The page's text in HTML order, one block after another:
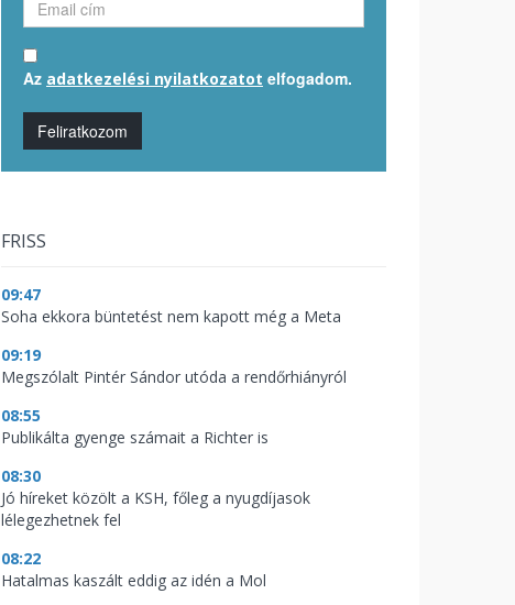
Az adatkezelési nyilatkozatot elfogadom.
Feliratkozom
FRISS
09:47
Soha ekkora büntetést nem kapott még a Meta
09:19
Megszólalt Pintér Sándor utóda a rendőrhiányról
08:55
Publikálta gyenge számait a Richter is
08:30
Jó híreket közölt a KSH, főleg a nyugdíjasok
lélegezhetnek fel
08:22
Hatalmas kaszált eddig az idén a Mol